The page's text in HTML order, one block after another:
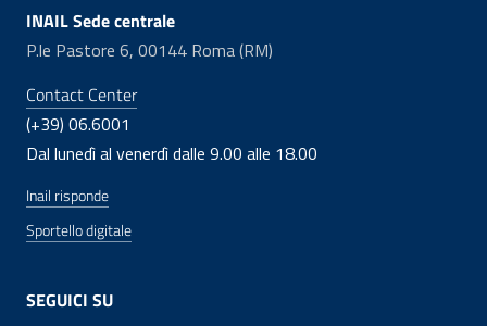
INAIL Sede centrale
P.le Pastore 6, 00144 Roma (RM)
Contact Center
(+39) 06.6001
Dal lunedì al venerdì dalle 9.00 alle 18.00
Inail risponde
Sportello digitale
SEGUICI SU